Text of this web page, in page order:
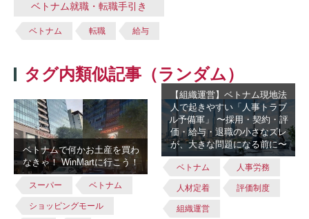
ベトナム就職・転職手引き
ベトナム 転職 給与
タグ内類似記事（ランダム）
ベトナムで何かお土産を買わ
なきゃ！ WinMartに行こう！
スーパー ベトナム
ショッピングモール
【組織運営】ベトナム現地法
人で起きやすい「人事トラブ
ル予備軍」 〜採用・契約・評
価・給与・退職の小さなズレ
が、大きな問題になる前に〜
ベトナム 人事労務
人材定着 評価制度
組織運営